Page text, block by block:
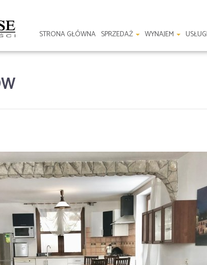
STRONA GŁÓWNA SPRZEDAŻ WYNAJEM USŁUGI